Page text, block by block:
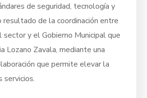
de seguridad, tecnología y
resultado de la coordinación entre
sector y el Gobierno Municipal que
Lozano Zavala, mediante una
que permite elevar la
servicios.